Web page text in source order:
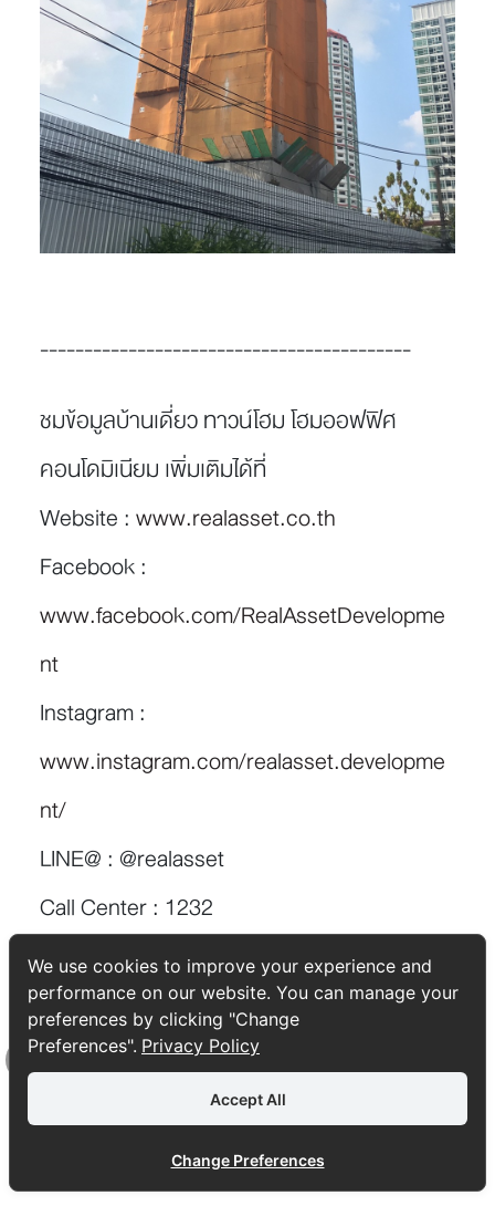
------------------------------------------
ชมข้อมูลบ้านเดี่ยว ทาวน์โฮม โฮมออฟฟิศ
คอนโดมิเนียม เพิ่มเติมได้ที่
Website :www.realasset.co.th
Facebook :
www.facebook.com/RealAssetDevelopme
nt
Instagram :
www.instagram.com/realasset.developme
nt/
LINE@ : @realasset
Call Center : 1232
TAGS:
We use cookies to improve your experience and
performance on our website. You can manage your
preferences by clicking "Change
Preferences". Privacy Policy
Accept All
Change Preferences